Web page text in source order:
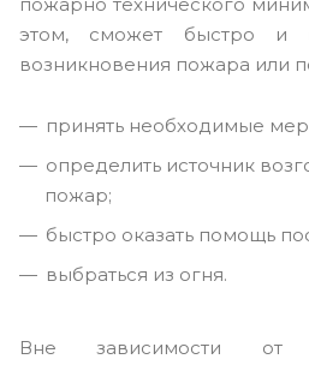
этом, сможет быстро и
возникновения пожара или
принять необходимые
определить источник
пожар;
быстро оказать помощь
выбраться из огня.
Вне зависимости от